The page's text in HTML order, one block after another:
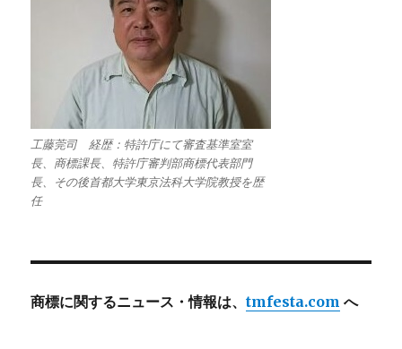
工藤莞司 経歴：特許庁にて審査基準室室
長、商標課長、特許庁審判部商標代表部門
長、その後首都大学東京法科大学院教授を歴
任
商標に関するニュース・情報は、tmfesta.com へ